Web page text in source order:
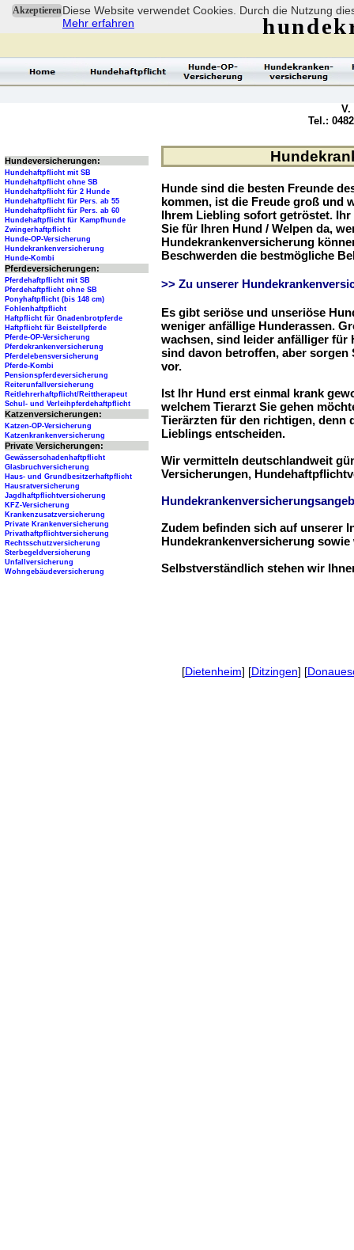
AkzeptierenDiese Website verwendet Cookies. Durch die Nutzung
Mehr erfahren
Hunde sind die besten Freunde
kommen, ist die Freude groß und
Ihrem Liebling sofort getröstet.
Sie für Ihren Hund / Welpen da,
Hundekrankenversicherung
Beschwerden die bestmögliche
>> Zu unserer
Es gibt seriöse und unseriöse
weniger anfällige Hunderassen.
wachsen, sind leider anfälliger für
sind davon betroffen, aber sorgen
vor.
Ist Ihr Hund erst einmal krank
welchem Tierarzt Sie gehen
Tierärzten für den richtigen, denn
Lieblings entscheiden.
Wir vermitteln deutschlandweit
Versicherungen,
Zudem befinden sich auf unserer
Hundekrankenversicherung
Selbstverständlich stehen wir
Hundeversicherungen:
Hundehaftpflicht mit SB
Hundehaftpflicht ohne SB
Hundehaftpflicht für 2 Hunde
Hundehaftpflicht für Pers. ab 55
Hundehaftpflicht für Pers. ab 60
Hundehaftpflicht für Kampfhunde
Zwingerhaftpflicht
Hunde-OP-Versicherung
Hundekrankenversicherung
Hunde-Kombi
Pferdeversicherungen:
Pferdehaftpflicht mit SB
Pferdehaftpflicht ohne SB
Ponyhaftpflicht (bis 148 cm)
Fohlenhaftpflicht
Haftpflicht für Gnadenbrotpferde
Haftpflicht für Beistellpferde
Pferde-OP-Versicherung
Pferdekrankenversicherung
Pferdelebensversicherung
Pferde-Kombi
Pensionspferdeversicherung
Reiterunfallversicherung
Reitlehrerhaftpflicht/Reittherapeut
Schul- und Verleihpferdehaftpflicht
Katzenversicherungen:
Katzen-OP-Versicherung
Katzenkrankenversicherung
Private Versicherungen:
Gewässerschadenhaftpflicht
Glasbruchversicherung
Haus- und Grundbesitzerhaftpflicht
Hausratversicherung
Jagdhaftpflichtversicherung
KFZ-Versicherung
Krankenzusatzversicherung
Private Krankenversicherung
Privathaftpflichtversicherung
Rechtsschutzversicherung
Sterbegeldversicherung
Unfallversicherung
Wohngebäudeversicherung
V.
Tel.:
[Dietenheim] [Ditzingen] [